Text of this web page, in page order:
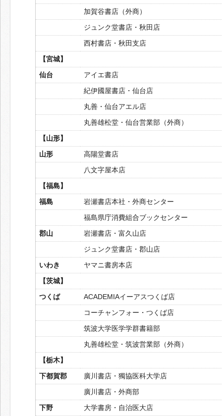
加賀谷書店（外商）
ジュンク堂書店・秋田店
西村書店・秋田支店
【宮城】
仙台
アイエ書店
紀伊國屋書店・仙台店
丸善・仙台アエル店
丸善雄松堂・仙台営業部（外商）
【山形】
山形
高陽堂書店
八文字屋本店
【福島】
福島
岩瀬書店本社・外商センター
福島県庁消費組合ブックセンター
郡山
岩瀬書店・富久山店
ジュンク堂書店・郡山店
いわき
ヤマニ書房本店
【茨城】
つくば
ACADEMIAイーアスつくば店
コーチャンフォー・つくば店
筑波大学医学学群書籍部
丸善雄松堂・筑波営業部（外商）
【栃木】
下都賀郡
廣川書店・獨協医科大学店
廣川書店・外商部
下野
大学書房・自治医大店